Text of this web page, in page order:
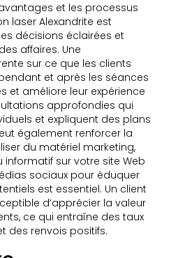
et les processus
laser Alexandrite est
décisions éclairées et
affaires. Une
sur ce que les clients
et après les séances
et améliore leur expérience
approfondies qui
et expliquent des plans
également renforcer la
du matériel marketing,
sur votre site Web
sociaux pour éduquer
est essentiel. Un client
d’apprécier la valeur
ce qui entraîne des taux
des renvois positifs.